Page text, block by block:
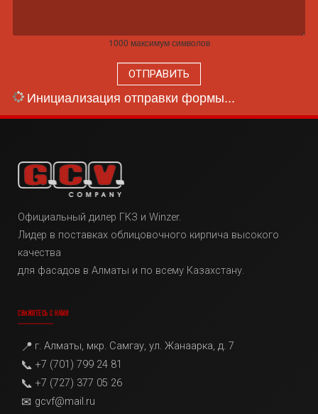
1000 максимум символов
ОТПРАВИТЬ
Инициализация отправки формы...
Официальный дилер ГКЗ и Winzer.
Лидер в поставках облицовочного кирпича высокого
качества
для фасадов в Алматы и по всему Казахстану.
СВЯЖИТЕСЬ С НАМИ
📍 г. Алматы, мкр. Самгау, ул. Жанаарка, д. 7
📞 +7 (701) 799 24 81
📞 +7 (727) 377 05 26
✉ gcvf@mail.ru